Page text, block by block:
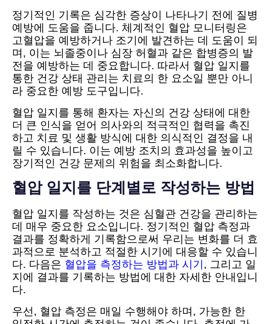
정기적인 기록은 심각한 증상이 나타나기 전에 질병
예방에 도움을 줍니다. 체계적인 혈압 모니터링은
고혈압을 예방하거나 조기에 발견하는 데 도움이 되
며, 이는 뇌졸중이나 심장 허혈과 같은 합병증의 발
전을 예방하는 데 중요합니다. 따라서 혈압 일지를
통한 건강 상태 관리는 치료의 한 요소일 뿐만 아니
라 중요한 예방 도구입니다.
혈압 일지를 통해 환자는 자신의 건강 상태에 대한
더 큰 인식을 얻어 의사와의 적극적인 협력을 촉진
하고 치료 및 생활 방식에 대한 의식적인 결정을 내
릴 수 있습니다. 이는 예방 조치의 효과성을 높이고
장기적인 건강 문제의 위험을 최소화합니다.
혈압 일지를 단계별로 작성하는 방법
혈압 일지를 작성하는 것은 심혈관 건강을 관리하는
데 매우 중요한 요소입니다. 정기적인 혈압 측정과
결과를 정확하게 기록함으로써 우리는 변화를 더 효
과적으로 분석하고 적절한 시기에 대응할 수 있습니
다. 다음은 혈압을 측정하는 방법과 시기 , 그리고 일
지에 결과를 기록하는 방법에 대한 자세한 안내입니
다.
우선, 혈압 측정은 매일 수행해야 하며, 가능한 한